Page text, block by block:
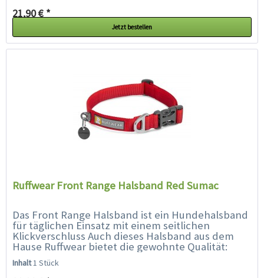
21,90 € *
Jetzt bestellen
Ruffwear Front Range Halsband Red Sumac
Das Front Range Halsband ist ein Hundehalsband
für täglichen Einsatz mit einem seitlichen
Klickverschluss Auch dieses Halsband aus dem
Hause Ruffwear bietet die gewohnte Qualität:
Aluminium V-Ring, separater...
Inhalt1 Stück